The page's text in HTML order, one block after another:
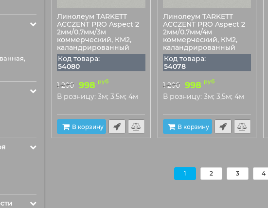
Линолеум TARKETT
ACCZENT PRO Aspect 2
2мм/0,7мм/3м
коммерческий, КМ2,
каландрированный
Код товара:
54080
1 200 998 руб
В розницу: 3м; 3,5м; 4м
В корзину
Линолеум TARKETT
ACCZENT PRO Aspect 2
2мм/0,7мм/4м
коммерческий, КМ2,
каландрированный
Код товара:
54078
1 200 998 руб
В розницу: 3м; 3,5м; 4м
В корзину
1 2 3 4